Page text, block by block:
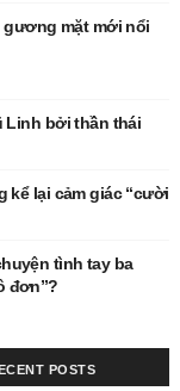
gương mặt mới nổi
Linh bởi thần thái
kể lại cảm giác “cười
tình tay ba
đơn”?
POSTS